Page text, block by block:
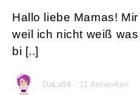
Hallo liebe Mamas!
weil ich nicht weiß
bi [..]
DaLa84 - 11 Antworten